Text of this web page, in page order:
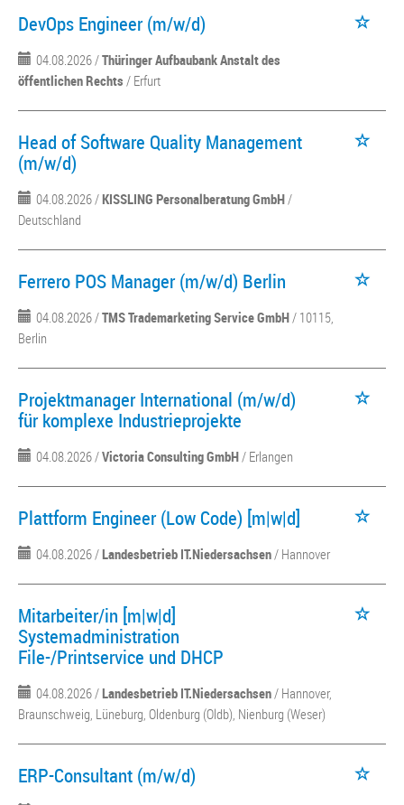
DevOps Engineer (m/w/d)
04.08.2026 /Thüringer Aufbaubank Anstalt des
öffentlichen Rechts / Erfurt
Head of Software Quality Management
(m/w/d)
04.08.2026 /KISSLING Personalberatung GmbH/
Deutschland
Ferrero POS Manager (m/w/d) Berlin
04.08.2026 /TMS Trademarketing Service GmbH/ 10115,
Berlin
Projektmanager International (m/w/d)
für komplexe Industrieprojekte
04.08.2026 /Victoria Consulting GmbH/ Erlangen
Plattform Engineer (Low Code) [m|w|d]
04.08.2026 /Landesbetrieb IT.Niedersachsen/ Hannover
Mitarbeiter/in [m|w|d]
Systemadministration
File-/Printservice und DHCP
04.08.2026 /Landesbetrieb IT.Niedersachsen/ Hannover,
Braunschweig, Lüneburg, Oldenburg (Oldb), Nienburg (Weser)
ERP-Consultant (m/w/d)